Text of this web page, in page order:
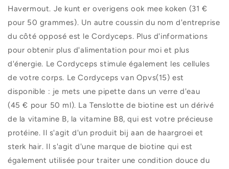
Havermout. Je kunt er overigens ook mee koken (31 €
pour 50 grammes). Un autre coussin du nom d'entreprise
du côté opposé est le Cordyceps. Plus d'informations
pour obtenir plus d'alimentation pour moi et plus
d'énergie. Le Cordyceps stimule également les cellules
de votre corps. Le Cordyceps van Opvs(15) est
disponible : je mets une pipette dans un verre d'eau
(45 € pour 50 ml). La Tenslotte de biotine est un dérivé
de la vitamine B, la vitamine B8, qui est votre précieuse
protéine. Il s'agit d'un produit bij aan de haargroei et
sterk hair. Il s'agit d'une marque de biotine qui est
également utilisée pour traiter une condition douce du